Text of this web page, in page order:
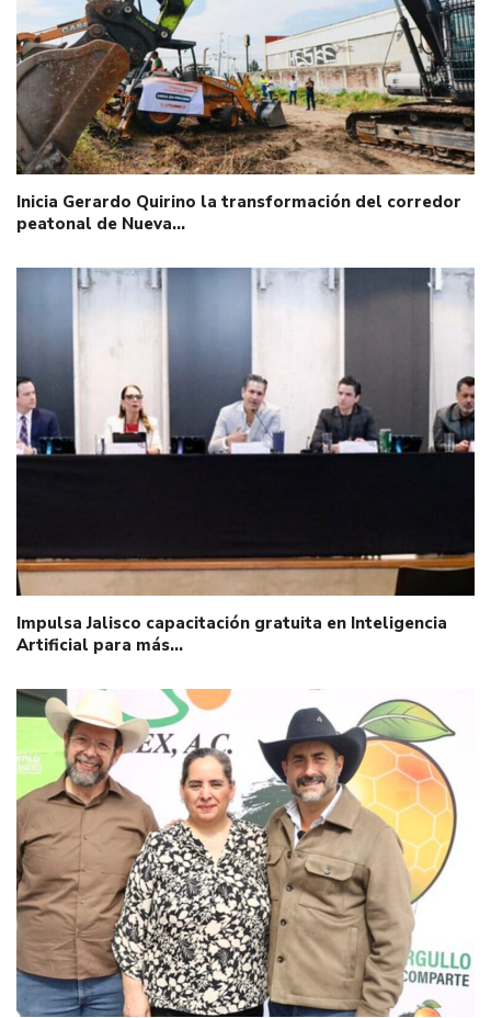
Inicia Gerardo Quirino la transformación del corredor
peatonal de Nueva…
Impulsa Jalisco capacitación gratuita en Inteligencia
Artificial para más…